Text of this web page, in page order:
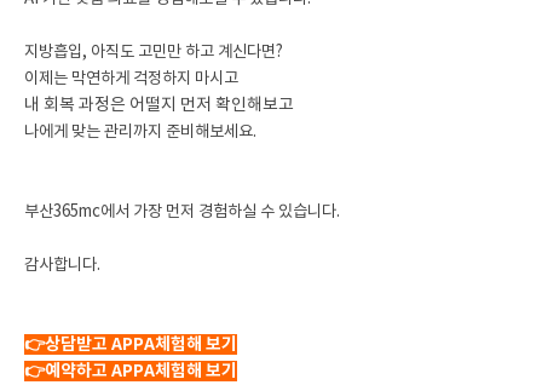
지방흡입, 아직도 고민만 하고 계신다면?
이제는 막연하게 걱정하지 마시고
내 회복 과정은 어떨지 먼저 확인해보고
나에게 맞는 관리까지 준비해보세요.
부산365mc에서 가장 먼저 경험하실 수 있습니다.
감사합니다.
👉상담받고 APPA체험해 보기
👉예약하고 APPA체험해 보기